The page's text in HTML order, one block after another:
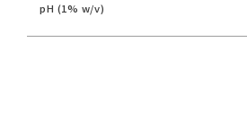
pH (1% w/v)